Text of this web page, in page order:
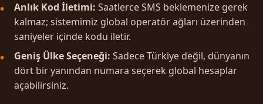
Anlık Kod İletimi: Saatlerce SMS beklemenize gerek
kalmaz; sistemimiz global operatör ağları üzerinden
saniyeler içinde kodu iletir.
Geniş Ülke Seçeneği: Sadece Türkiye değil, dünyanın
dört bir yanından numara seçerek global hesaplar
açabilirsiniz.